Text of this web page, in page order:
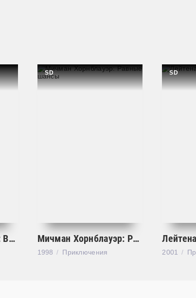
Капитан Хорнблауэр: Верность
SD
Мичман Хорнблауэр: Равные шансы
1998 Приключения
SD
2001